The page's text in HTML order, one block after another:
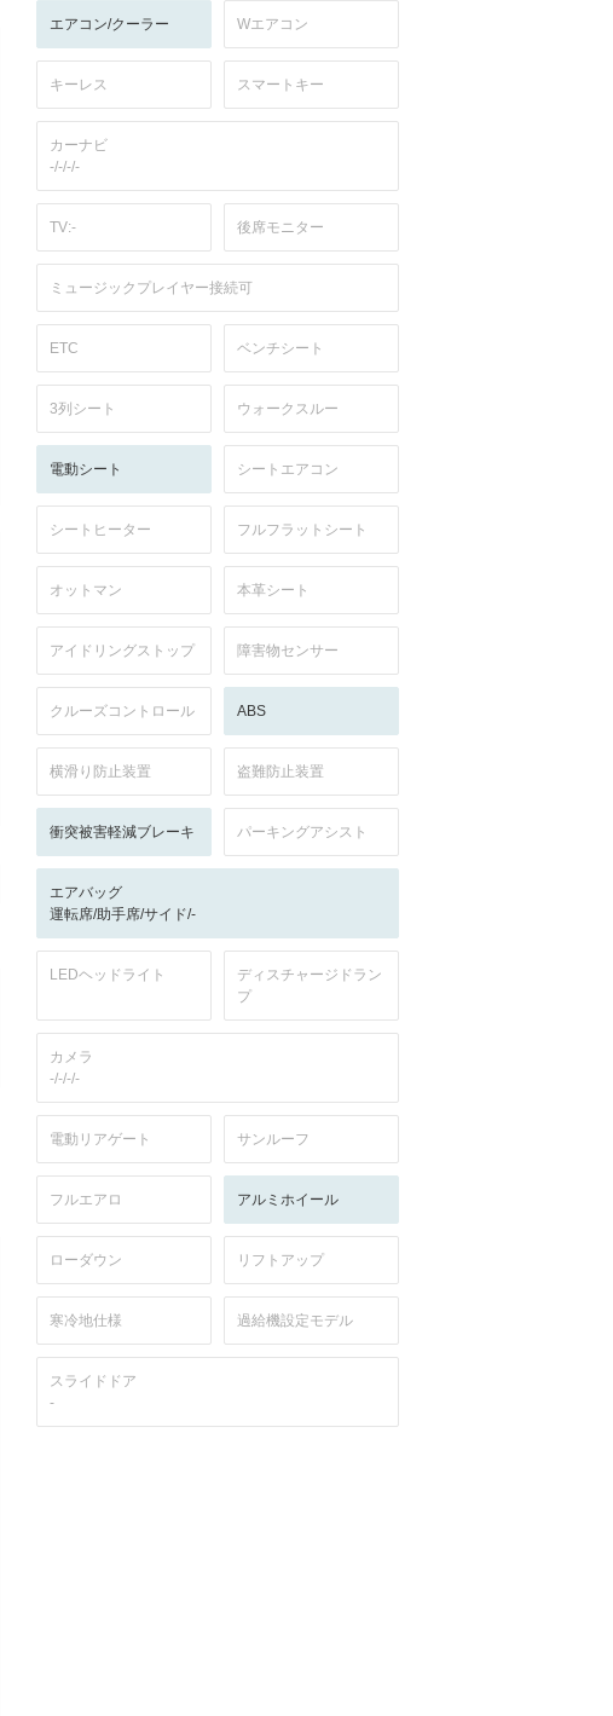
エアコン/クーラー Wエアコン
キーレス スマートキー
カーナビ
-/-/-/-
TV:- 後席モニター
ミュージックプレイヤー接続可
ETC ベンチシート
3列シート ウォークスルー
電動シート シートエアコン
シートヒーター フルフラットシート
オットマン 本革シート
アイドリングストップ 障害物センサー
クルーズコントロール ABS
横滑り防止装置 盗難防止装置
衝突被害軽減ブレーキ パーキングアシスト
エアバッグ
運転席/助手席/サイド/-
LEDヘッドライト
ディスチャージドラン
プ
カメラ
-/-/-/-
電動リアゲート サンルーフ
フルエアロ アルミホイール
ローダウン リフトアップ
寒冷地仕様 過給機設定モデル
スライドドア
-